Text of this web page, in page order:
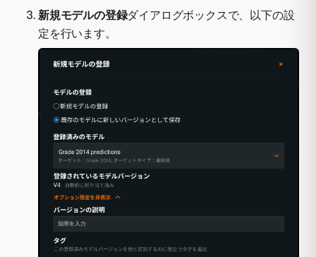
新規モデルの登録ダイアログボックスで、以下の設
定を行います。